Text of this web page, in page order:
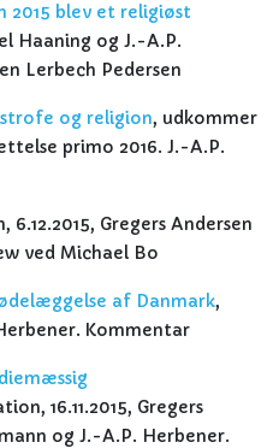
2015 blev et religiøst
Haaning og J.-A.P.
Lerbech Pedersen
og religion, udkommer
primo 2016. J.-A.P.
Gregers Andersen
ved Michael Bo
af Danmark,
Kommentar
16.11.2015, Gregers
og J.-A.P. Herbener.